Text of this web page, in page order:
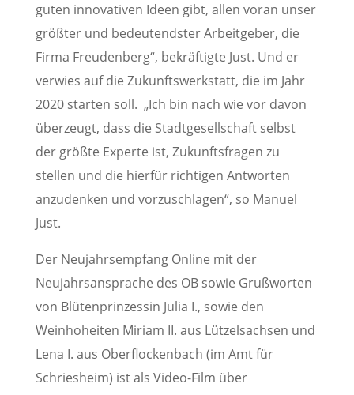
guten innovativen Ideen gibt, allen voran unser
größter und bedeutendster Arbeitgeber, die
Firma Freudenberg“, bekräftigte Just. Und er
verwies auf die Zukunftswerkstatt, die im Jahr
2020 starten soll. „Ich bin nach wie vor davon
überzeugt, dass die Stadtgesellschaft selbst
der größte Experte ist, Zukunftsfragen zu
stellen und die hierfür richtigen Antworten
anzudenken und vorzuschlagen“, so Manuel
Just.
Der Neujahrsempfang Online mit der
Neujahrsansprache des OB sowie Grußworten
von Blütenprinzessin Julia I., sowie den
Weinhoheiten Miriam II. aus Lützelsachsen und
Lena I. aus Oberflockenbach (im Amt für
Schriesheim) ist als Video-Film über